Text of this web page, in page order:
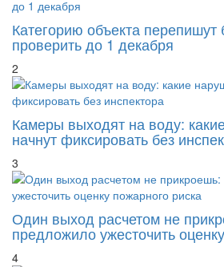
Категорию объекта перепишут
проверить до 1 декабря
2
Камеры выходят на воду:
начнут фиксировать без
3
Один выход расчетом не
предложило ужесточить
4